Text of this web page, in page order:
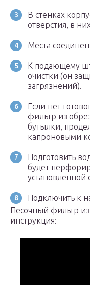
В стенках
отверстия, в
Места
К подающему
очистки (он
загрязнений).
Если нет
фильтр из
бутылки,
капроновыми
Подготовить
будет
установленной
Подключить к
Песочный фильтр
инструкция: